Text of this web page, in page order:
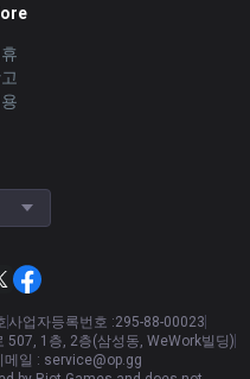
사업자등록번호 :295-88-00023
507, 1층, 2층(삼성동, WeWork빌딩)
메일 : service@op.gg